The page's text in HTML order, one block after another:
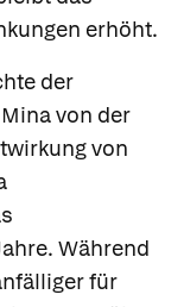
erhöht.
der
von der
von
Während
für